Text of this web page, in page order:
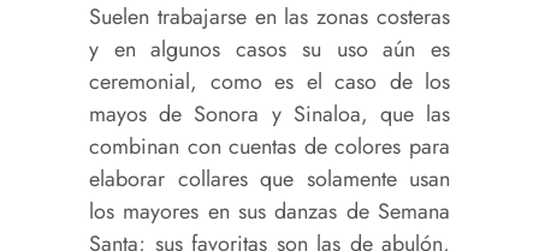
Suelen trabajarse en las zonas costeras
y en algunos casos su uso aún es
ceremonial, como es el caso de los
mayos de Sonora y Sinaloa, que las
combinan con cuentas de colores para
elaborar collares que solamente usan
los mayores en sus danzas de Semana
Santa; sus favoritas son las de abulón,